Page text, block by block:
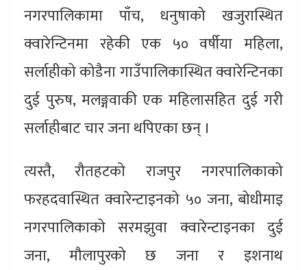
नगरपालिकामा पाँच, धनुषाको खजुरास्थित
क्वारेन्टिनमा रहेकी एक ५० वर्षीया महिला,
सर्लाहीको कोडैना गाउँपालिकास्थित क्वारेन्टिनका
दुई पुरुष, मलङ्गवाकी एक महिलासहित दुई गरी
सर्लाहीबाट चार जना थपिएका छन् ।
त्यस्तै, रौतहटको राजपुर नगरपालिकाको
फरहदवास्थित क्वारेन्टाइनको ५० जना, बोधीमाइ
नगरपालिकाको सरमझुवा क्वारेन्टाइनका दुई
जना, मौलापुरको छ जना र इशनाथ